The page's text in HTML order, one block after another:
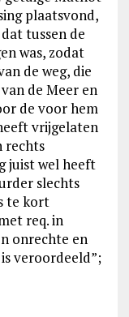
plaatsvond,
tussen de
was, zodat
de weg, die
de Meer en
de voor hem
vrijgelaten
rechts
juist wel heeft
slechts
te kort
req. in
onrechte en
veroordeeld”;